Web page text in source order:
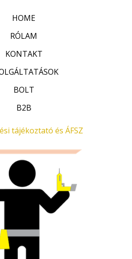
HOME
RÓLAM
KONTAKT
BOLT
B2B
tájékoztató és ÁFSZ